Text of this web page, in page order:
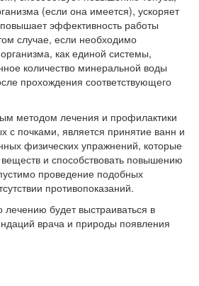
(если она имеется), ускоряет
эффективность работы
случае, если необходимо
как единой системы,
количество минеральной воды
прохождения соответствующего
методом лечения и профилактики
с почками, является принятие ванн и
физических упражнений, которые
и способствовать повышению
проведение подобных
противопоказаний.
будет выстраиваться в
врача и природы появления